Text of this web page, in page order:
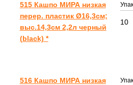
515 Кашпо МИРА низкая
перер. пластик Ø16,3см;
выс.14,3см 2,2л черный
(black) *
10
516 Кашпо МИРА низкая